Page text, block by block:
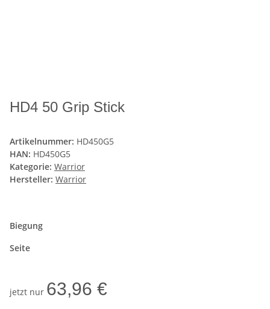
HD4 50 Grip Stick
Artikelnummer: HD450G5
HAN: HD450G5
Kategorie: Warrior
Hersteller: Warrior
Biegung
Seite
jetzt nur 63,96 €